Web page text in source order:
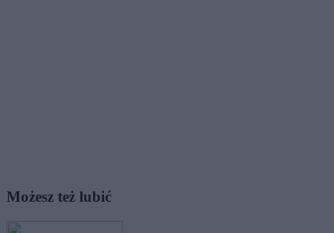
Możesz też lubić